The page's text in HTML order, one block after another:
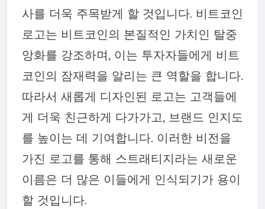
사를 더욱 주목받게 할 것입니다. 비트코인
로고는 비트코인의 본질적인 가치인 탈중
앙화를 강조하며, 이는 투자자들에게 비트
코인의 잠재력을 알리는 큰 역할을 합니다.
따라서 새롭게 디자인된 로고는 고객들에
게 더욱 친근하게 다가가고, 브랜드 인지도
를 높이는 데 기여합니다. 이러한 비전을
가진 로고를 통해 스트래티지라는 새로운
이름은 더 많은 이들에게 인식되기가 용이
할 것입니다.